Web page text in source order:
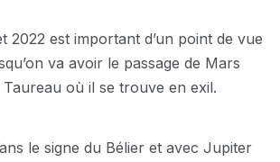
2022 est important d’un point de vue
va avoir le passage de Mars
où il se trouve en exil.
le signe du Bélier et avec Jupiter